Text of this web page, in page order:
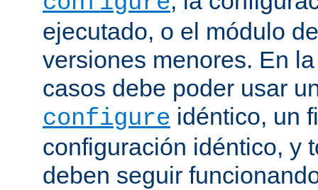
ejecutado, o el módulo
versiones menores. En
casos debe poder usar
configure idéntico, un
configuración idéntico, y
deben seguir